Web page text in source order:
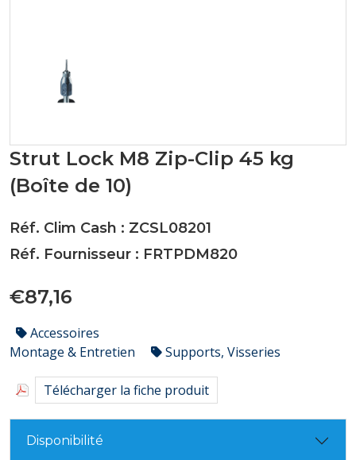
Strut Lock M8 Zip-Clip 45 kg
(Boîte de 10)
Réf. Clim Cash : ZCSL08201
Réf. Fournisseur : FRTPDM820
€87,16
Accessoires
Montage & Entretien
Supports, Visseries
Télécharger la fiche produit
Disponibilité